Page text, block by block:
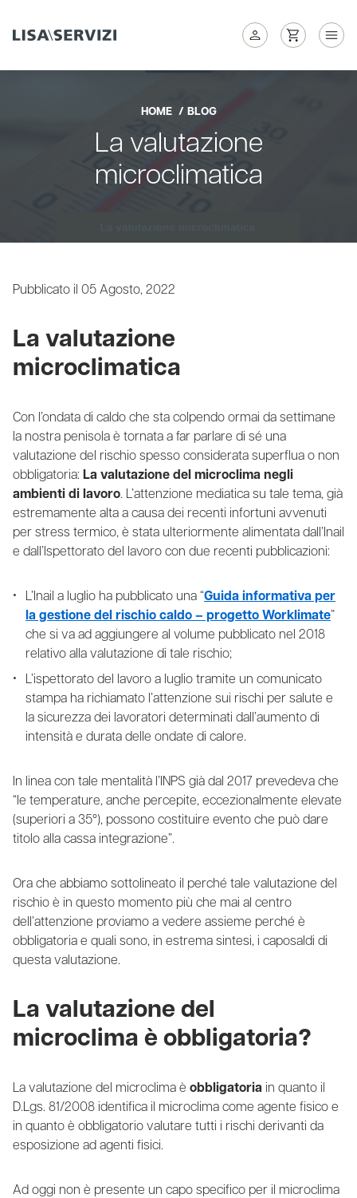
HOME BLOG
La valutazione
microclimatica
Pubblicato il 05 Agosto, 2022
La valutazione
microclimatica
Con l’ondata di caldo che sta colpendo ormai da settimane
la nostra penisola è tornata a far parlare di sé una
valutazione del rischio spesso considerata superflua o non
obbligatoria: La valutazione del microclima negli
ambienti di lavoro. L’attenzione mediatica su tale tema, già
estremamente alta a causa dei recenti infortuni avvenuti
per stress termico, è stata ulteriormente alimentata dall’Inail
e dall’Ispettorato del lavoro con due recenti pubblicazioni:
L’Inail a luglio ha pubblicato una “Guida informativa per
la gestione del rischio caldo – progetto Worklimate”
che si va ad aggiungere al volume pubblicato nel 2018
relativo alla valutazione di tale rischio;
L’ispettorato del lavoro a luglio tramite un comunicato
stampa ha richiamato l’attenzione sui rischi per salute e
la sicurezza dei lavoratori determinati dall’aumento di
intensità e durata delle ondate di calore.
In linea con tale mentalità l’INPS già dal 2017 prevedeva che
“le temperature, anche percepite, eccezionalmente elevate
(superiori a 35°), possono costituire evento che può dare
titolo alla cassa integrazione”.
Ora che abbiamo sottolineato il perché tale valutazione del
rischio è in questo momento più che mai al centro
dell’attenzione proviamo a vedere assieme perché è
obbligatoria e quali sono, in estrema sintesi, i caposaldi di
questa valutazione.
La valutazione del
microclima è obbligatoria?
La valutazione del microclima è obbligatoria in quanto il
D.Lgs. 81/2008 identifica il microclima come agente fisico e
in quanto è obbligatorio valutare tutti i rischi derivanti da
esposizione ad agenti fisici.
Ad oggi non è presente un capo specifico per il microclima